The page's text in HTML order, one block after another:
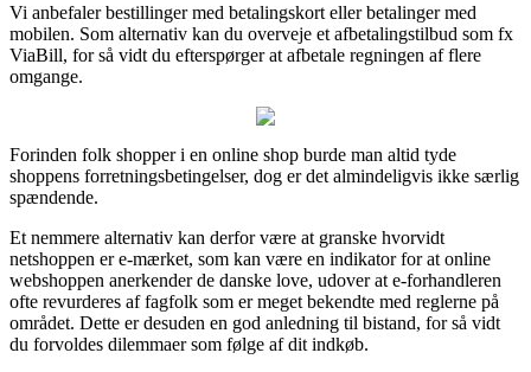
Vi anbefaler bestillinger med betalingskort eller betalinger med
mobilen. Som alternativ kan du overveje et afbetalingstilbud som fx
ViaBill, for så vidt du efterspørger at afbetale regningen af flere
omgange.
Forinden folk shopper i en online shop burde man altid tyde
shoppens forretningsbetingelser, dog er det almindeligvis ikke særlig
spændende.
Et nemmere alternativ kan derfor være at granske hvorvidt
netshoppen er e-mærket, som kan være en indikator for at online
webshoppen anerkender de danske love, udover at e-forhandleren
ofte revurderes af fagfolk som er meget bekendte med reglerne på
området. Dette er desuden en god anledning til bistand, for så vidt
du forvoldes dilemmaer som følge af dit indkøb.